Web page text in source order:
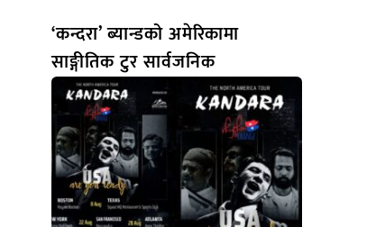
‘कन्दरा’ ब्यान्डको अमेरिकामा
साङ्गीतिक टुर सार्वजनिक